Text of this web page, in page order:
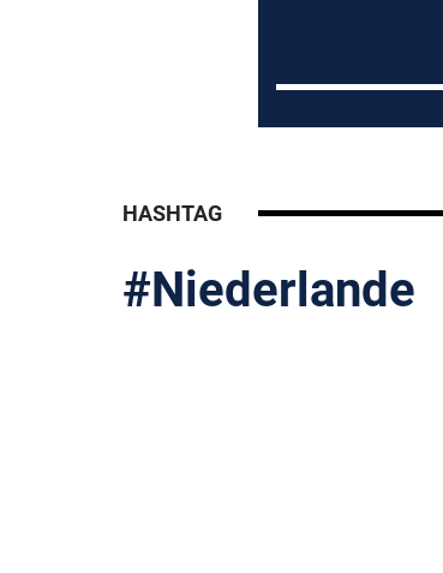
HASHTAG
#Niederlande